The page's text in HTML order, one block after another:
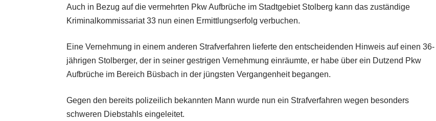
Auch in Bezug auf die vermehrten Pkw Aufbrüche im Stadtgebiet Stolberg kann das zuständige
Kriminalkommissariat 33 nun einen Ermittlungserfolg verbuchen.
Eine Vernehmung in einem anderen Strafverfahren lieferte den entscheidenden Hinweis auf einen 36-
jährigen Stolberger, der in seiner gestrigen Vernehmung einräumte, er habe über ein Dutzend Pkw
Aufbrüche im Bereich Büsbach in der jüngsten Vergangenheit begangen.
Gegen den bereits polizeilich bekannten Mann wurde nun ein Strafverfahren wegen besonders
schweren Diebstahls eingeleitet.